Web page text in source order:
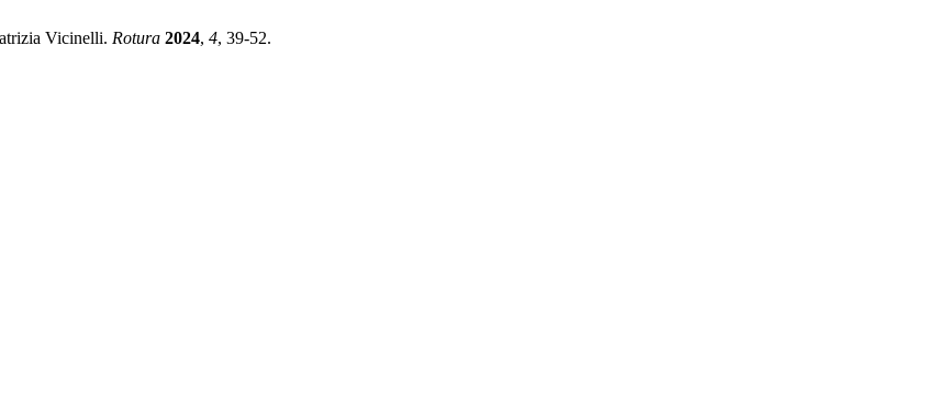
Vicinelli. Rotura 2024, 4, 39-52.